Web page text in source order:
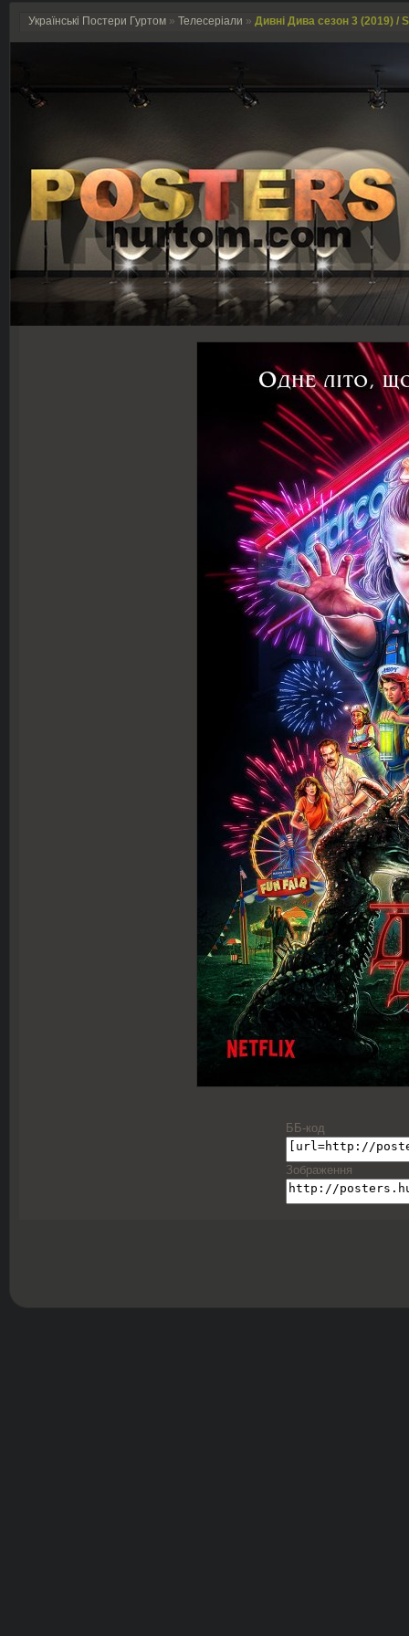
Українські Постери Гуртом » Телесеріали » Дивні Дива сезон 3 (2019) /
ББ-код
Зображення